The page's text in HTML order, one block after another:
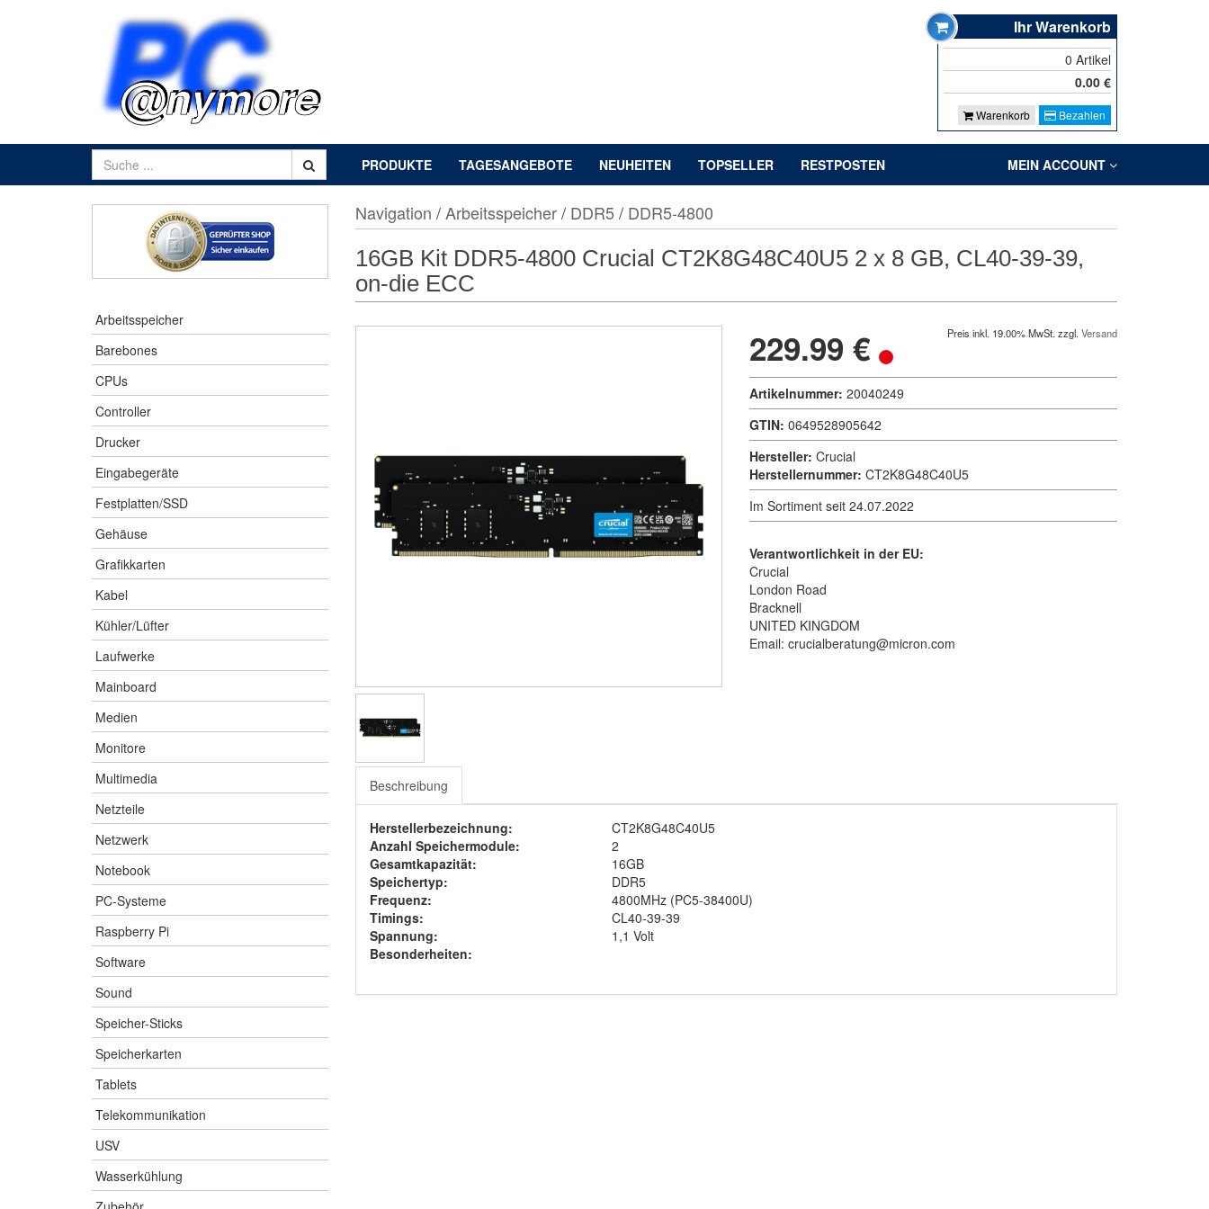
Ihr Warenkorb
0 Artikel
0.00 €
Warenkorb Bezahlen
PRODUKTE TAGESANGEBOTE NEUHEITEN TOPSELLER RESTPOSTEN MEIN ACCOUNT
Arbeitsspeicher
Barebones
CPUs
Controller
Drucker
Eingabegeräte
Festplatten/SSD
Gehäuse
Grafikkarten
Kabel
Kühler/Lüfter
Laufwerke
Mainboard
Medien
Monitore
Multimedia
Netzteile
Netzwerk
Notebook
PC-Systeme
Raspberry Pi
Software
Sound
Speicher-Sticks
Speicherkarten
Tablets
Telekommunikation
USV
Wasserkühlung
Navigation /Arbeitsspeicher/ DDR5/ DDR5-4800
16GB Kit DDR5-4800 Crucial CT2K8G48C40U5 2 x 8 GB, CL40-39-39,
on-die ECC
229.99 € Preis inkl. 19.00% MwSt. zzgl. Versand
Artikelnummer: 20040249
GTIN: 0649528905642
Hersteller: Crucial
Herstellernummer: CT2K8G48C40U5
Im Sortiment seit 24.07.2022
Verantwortlichkeit in der EU:
Crucial
London Road
Bracknell
UNITED KINGDOM
Email: crucialberatung@micron.com
Beschreibung
Herstellerbezeichnung:
CT2K8G48C40U5
Anzahl Speichermodule:
2
Gesamtkapazität:
16GB
Speichertyp:
DDR5
Frequenz:
4800MHz (PC5-38400U)
Timings:
CL40-39-39
Spannung:
1,1 Volt
Besonderheiten: